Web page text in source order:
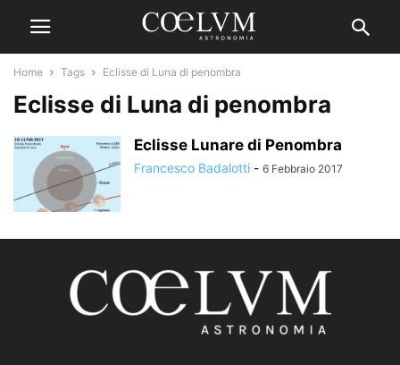
Home Tags Eclisse di Luna di penombra
Eclisse di Luna di penombra
Eclisse Lunare di Penombra
Francesco Badalotti - 6 Febbraio 2017